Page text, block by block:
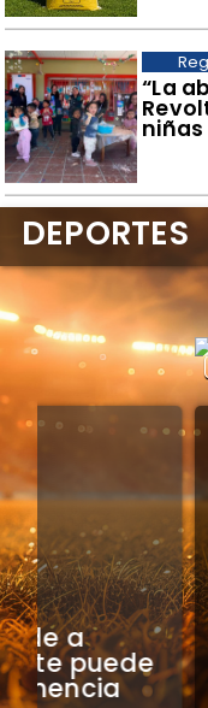
​“La
niñas
Colo
para
el
DEPORTES
DEPORTES